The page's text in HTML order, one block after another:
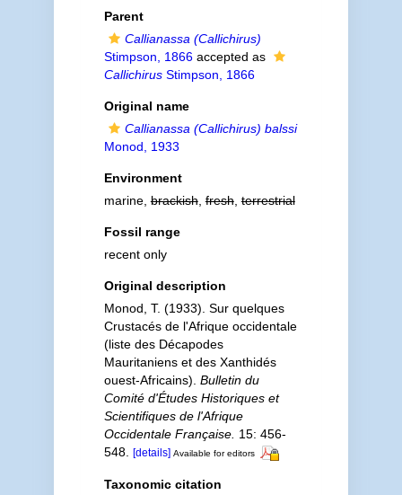
Parent
Callianassa (Callichirus)
Stimpson, 1866accepted as
CallichirusStimpson, 1866
Original name
Callianassa (Callichirus) balssi
Monod, 1933
Environment
marine,brackish,fresh,terrestrial
Fossil range
recent only
Original description
Monod, T. (1933). Sur quelques
Crustacés de l'Afrique occidentale
(liste des Décapodes
Mauritaniens et des Xanthidés
ouest-Africains). Bulletin du
Comité d'Études Historiques et
Scientifiques de l'Afrique
Occidentale Française. 15: 456-
548.
[details] Available for editors
Taxonomic citation